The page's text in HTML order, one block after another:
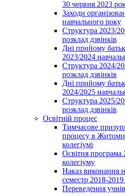
30 червня 2023
Заходи
навчального року
Структура 2023/
розклад дзвінків
Дні прийому
2023/2024
Структура 2024/
розклад дзвінків
Дні прийому
2024/2025
Структура 2025/
розклад дзвінків
Освітній процес
Тимчасове
процесу в
колегіумі
Освітня програма
колегіуму
Наказ виконання
семестр 2018-
Переведення